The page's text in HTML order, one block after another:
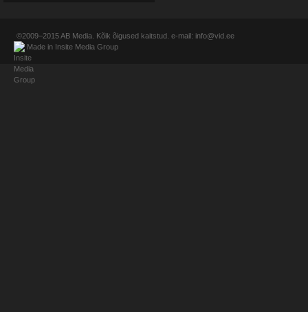
©2009–2015AB Media . Kõik õigused kaitstud. e-mail: info@vid.ee
Made in Insite Media Group